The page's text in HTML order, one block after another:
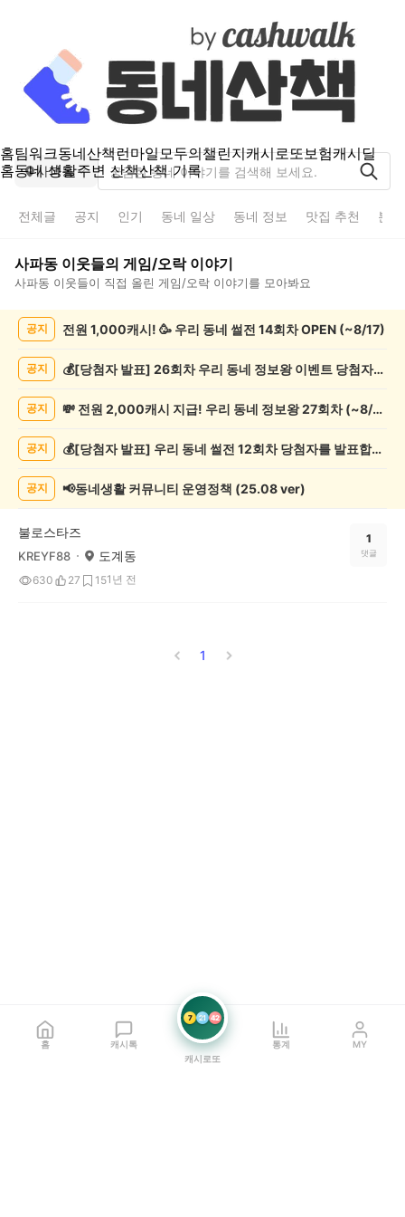
홈팀워크동네산책런마일모두의챌린지캐시로또보험캐시딜
홈동네 생활주변 산책산책 기록
사파동
전체글 공지 인기 동네 일상 동네 정보 맛집 추천 분
사파동 이웃들의 게임/오락이야기
사파동 이웃들이 직접 올린 게임/오락 이야기를 모아봐요
록
공지 전원 1,000캐시! 🥳 우리 동네 썰전 14회차 OPEN (~8/17)
공지 💰[당첨자 발표] 26회차 우리 동네 정보왕 이벤트 당첨자를 발표합니다!
공지 💸 전원 2,000캐시 지급! 우리 동네 정보왕 27회차 (~8/10)
공지 💰[당첨자 발표] 우리 동네 썰전 12회차 당첨자를 발표합니다!
공지 📢동네생활 커뮤니티 운영정책 (25.08 ver)
불로스타즈
KREYF88 도계동
630 27 151년 전
1
댓글
1
홈 캐시톡
7 21 42
캐시로또
통계 MY